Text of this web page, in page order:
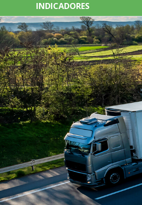
INDICADORES